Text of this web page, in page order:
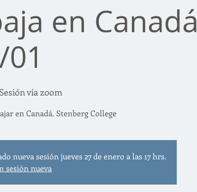
en Canadá
Sesión vía zoom
en Canadá. Stenberg College
nueva sesión jueves 27 de enero a las 17 hrs.
sesión nueva